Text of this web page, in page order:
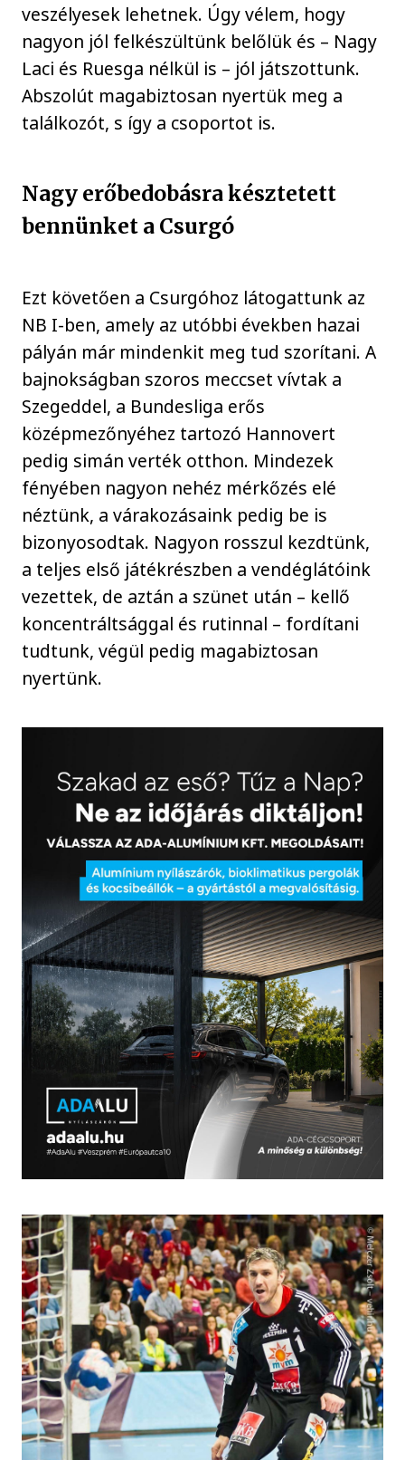
veszélyesek lehetnek. Úgy vélem, hogy
nagyon jól felkészültünk belőlük és – Nagy
Laci és Ruesga nélkül is – jól játszottunk.
Abszolút magabiztosan nyertük meg a
találkozót, s így a csoportot is.
Nagy erőbedobásra késztetett
bennünket a Csurgó
Ezt követően a Csurgóhoz látogattunk az
NB I-ben, amely az utóbbi években hazai
pályán már mindenkit meg tud szorítani. A
bajnokságban szoros meccset vívtak a
Szegeddel, a Bundesliga erős
középmezőnyéhez tartozó Hannovert
pedig simán verték otthon. Mindezek
fényében nagyon nehéz mérkőzés elé
néztünk, a várakozásaink pedig be is
bizonyosodtak. Nagyon rosszul kezdtünk,
a teljes első játékrészben a vendéglátóink
vezettek, de aztán a szünet után – kellő
koncentráltsággal és rutinnal – fordítani
tudtunk, végül pedig magabiztosan
nyertünk.